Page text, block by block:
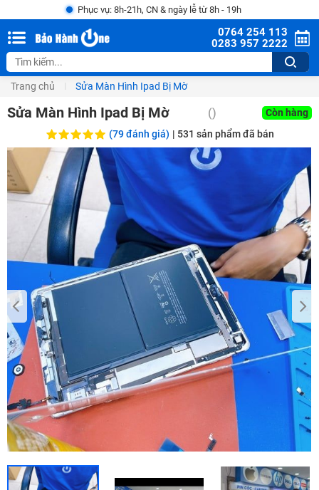
Phục vụ: 8h-21h, CN & ngày lễ từ 8h - 19h
0764 254 113
0283 957 2222
Trang chủ Sửa Màn Hình Ipad Bị Mờ
Sửa Màn Hình Ipad Bị Mờ ()
Còn hàng
(79 đánh giá) | 531 sản phẩm đã bán